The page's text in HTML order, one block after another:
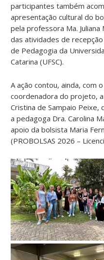
participantes também
apresentação cultural do
pela professora Ma. Juliana
das atividades de
de Pedagogia da
Catarina (UFSC).
A ação contou, ainda, com
coordenadora do projeto,
Cristina de Sampaio Peixe,
a pedagoga Dra. Carolina
apoio da bolsista Maria
(PROBOLSAS 2026 –